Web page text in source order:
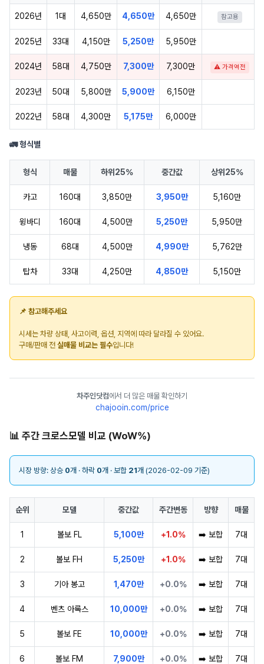
2026년 1대 4,650만 4,650만 4,650만 참고용
2025년 33대 4,150만 5,250만 5,950만
2024년 58대 4,750만 7,300만 7,300만 ⚠ 가격역전
2023년 50대 5,800만 5,900만 6,150만
2022년 58대 4,300만 5,175만 6,000만
🚛 형식별
형식 매물 하위25% 중간값 상위25%
카고 160대 3,850만 3,950만 5,160만
윙바디 160대 4,500만 5,250만 5,950만
냉동 68대 4,500만 4,990만 5,762만
탑차 33대 4,250만 4,850만 5,150만
📌 참고해주세요
시세는 차량 상태, 사고이력, 옵션, 지역에 따라 달라질 수 있어요.
구매/판매 전 실매물 비교는 필수입니다!
차주인닷컴에서 더 많은 매물 확인하기
chajooin.com/price
📊 주간 크로스모델 비교 (WoW%)
시장 방향: 상승 0개 · 하락 0개 · 보합 21개 (2026-02-09 기준)
순위 모델 중간값 주간변동 방향 매물
1 볼보 FL 5,100만 +1.0% ➡️ 보합 7대
2 볼보 FH 5,250만 +1.0% ➡️ 보합 7대
3 기아 봉고 1,470만 +0.0% ➡️ 보합 7대
4 벤츠 아록스 10,000만 +0.0% ➡️ 보합 7대
5 볼보 FE 10,000만 +0.0% ➡️ 보합 7대
6 볼보 FM 7,900만 +0.0% ➡️ 보합 7대